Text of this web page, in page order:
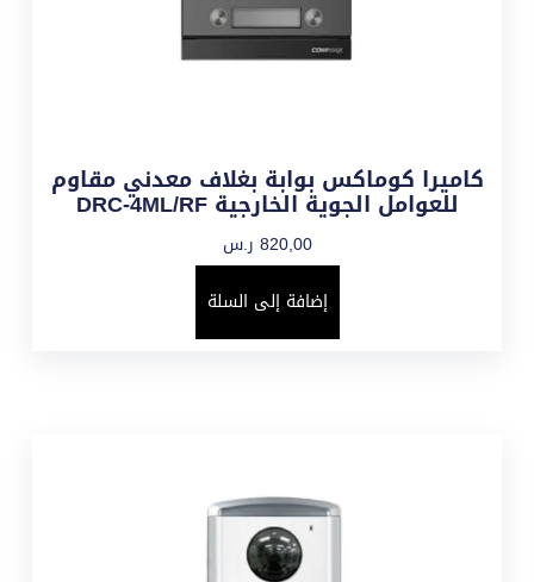
كاميرا كوماكس بوابة بغلاف معدني مقاوم
للعوامل الجوية الخارجية DRC-4ML/RF
820,00 ر.س
إضافة إلى السلة